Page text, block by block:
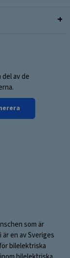
av de
som är
en av Sveriges
bilelektriska